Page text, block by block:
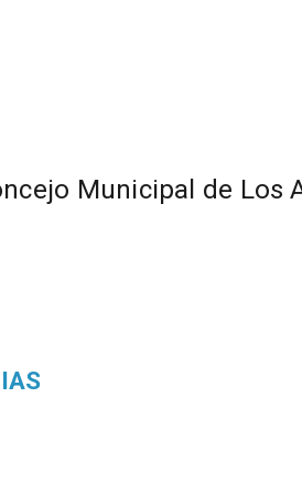
Municipal de Los